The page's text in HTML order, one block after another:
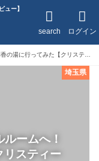
ュー】
ログイン
search
ームへ！
リスティー
埼玉県